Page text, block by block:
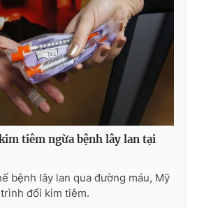
Podcast
Infographic
tiêm ngừa bệnh lây lan tại
bệnh lây lan qua đường máu, Mỹ
đổi kim tiêm.